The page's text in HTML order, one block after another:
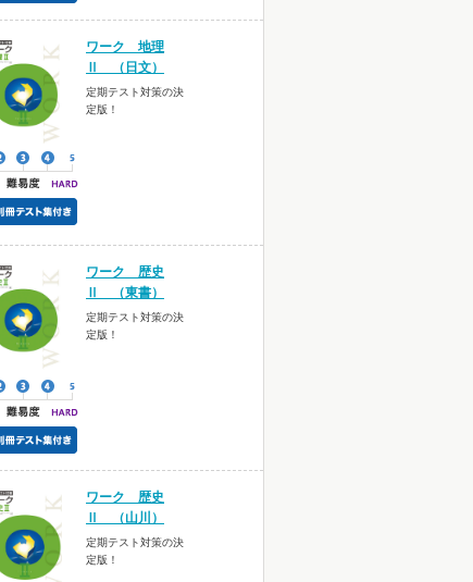
ワーク 地理
Ⅱ （日文）
定期テスト対策の決
定版！
ワーク 歴史
Ⅱ （東書）
定期テスト対策の決
定版！
ワーク 歴史
Ⅱ （山川）
定期テスト対策の決
定版！